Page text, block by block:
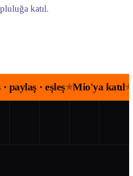
katıl.
· paylaş · eşleş★Mio'ya katıl★